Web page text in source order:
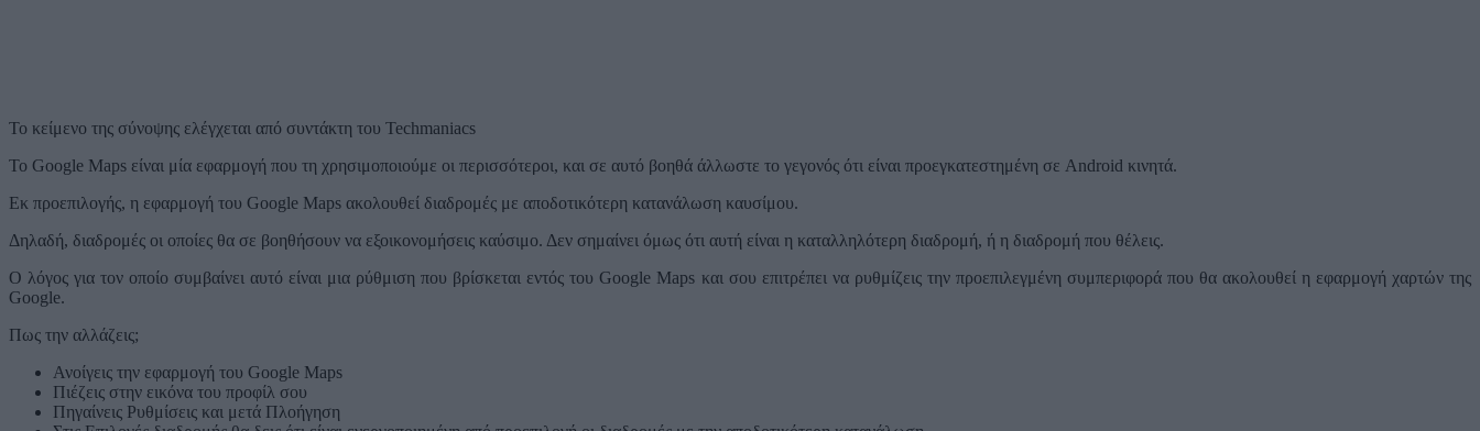
Το κείμενο της σύνοψης ελέγχεται από συντάκτη του Techmaniacs
Το Google Maps είναι μία εφαρμογή που τη χρησιμοποιούμε οι περισσότεροι, και σε αυτό βοηθά άλλωστε το γεγονός ότι είναι προεγκατεστημένη σε Android κινητά.
Εκ προεπιλογής, η εφαρμογή του Google Maps ακολουθεί διαδρομές με αποδοτικότερη κατανάλωση καυσίμου.
Δηλαδή, διαδρομές οι οποίες θα σε βοηθήσουν να εξοικονομήσεις καύσιμο. Δεν σημαίνει όμως ότι αυτή είναι η καταλληλότερη διαδρομή, ή η διαδρομή που θέλεις.
Ο λόγος για τον οποίο συμβαίνει αυτό είναι μια ρύθμιση που βρίσκεται εντός του Google Maps και σου επιτρέπει να ρυθμίζεις την προεπιλεγμένη συμπεριφορά που θα ακολουθεί η εφαρμογή χαρτών της
Google.
Πως την αλλάζεις;
Ανοίγεις την εφαρμογή του Google Maps
Πιέζεις στην εικόνα του προφίλ σου
Πηγαίνεις Ρυθμίσεις και μετά Πλοήγηση